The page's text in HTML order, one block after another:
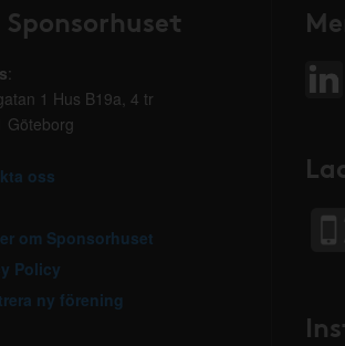
Sponsorhuset
:
1 Hus B19a, 4 tr
Göteborg
oss
om Sponsorhuset
Policy
ny förening